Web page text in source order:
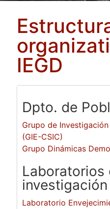
IEGD
Dpto. de
Grupo de
(GIE-CSIC)
Grupo Dinámicas
Laboratorios
investigación
Laboratorio